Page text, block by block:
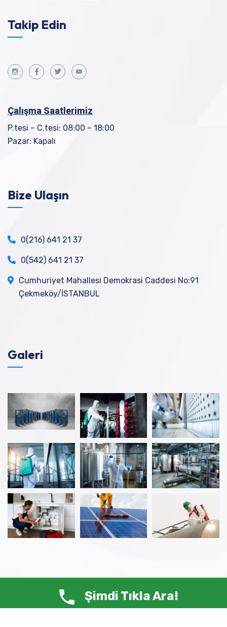
Takip Edin
Çalışma Saatlerimiz
P.tesi – C.tesi: 08:00 – 18:00
Pazar: Kapalı
Bize Ulaşın
0(216) 641 21 37
0(542) 641 21 37
Cumhuriyet Mahallesi Demokrasi Caddesi No:91
Çekmeköy/İSTANBUL
Galeri
© Copyright 2025 ANTİ HAŞERE – Tüm Hakları Saklıdır.
Şimdi Tıkla Ara!